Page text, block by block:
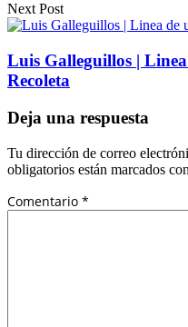
Next Post
Luis Galleguillos |
Recoleta
Deja una respuesta
Tu dirección de correo
obligatorios están marcados con
Comentario *